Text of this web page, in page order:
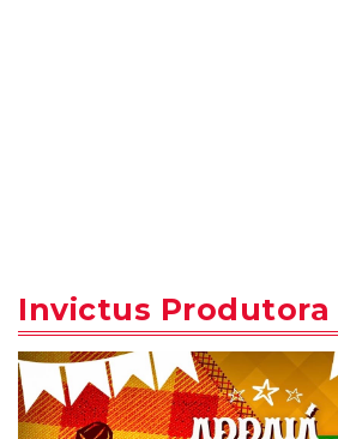
Invictus Produtora